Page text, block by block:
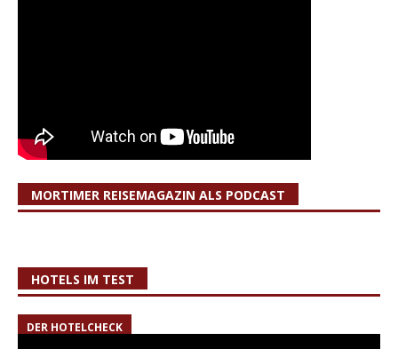
MORTIMER REISEMAGAZIN ALS PODCAST
HOTELS IM TEST
DER HOTELCHECK